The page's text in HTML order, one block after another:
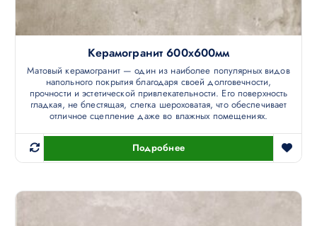
Керамогранит 600х600мм
Матовый керамогранит — один из наиболее популярных видов
напольного покрытия благодаря своей долговечности,
прочности и эстетической привлекательности. Его поверхность
гладкая, не блестящая, слегка шероховатая, что обеспечивает
отличное сцепление даже во влажных помещениях.
Подробнее